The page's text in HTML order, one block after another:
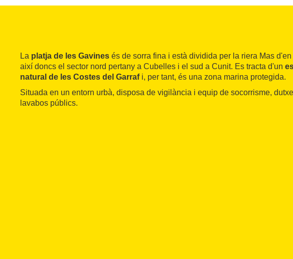
La platja de les Gavines és de sorra fina i està dividida per la riera Mas d'en
així doncs el sector nord pertany a Cubelles i el sud a Cunit. Es tracta d'un
natural de les Costes del Garrafi, per tant, és una zona marina protegida.
Situada en un entorn urbà, disposa de vigilància i equip de socorrisme,
lavabos públics.